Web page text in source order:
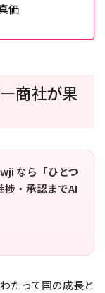
価
商社が果
なら「ひとつ
・承認までAI
たって国の成長と